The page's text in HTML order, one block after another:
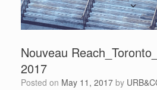
Nouveau
2017
Posted on May 11, 2017 by